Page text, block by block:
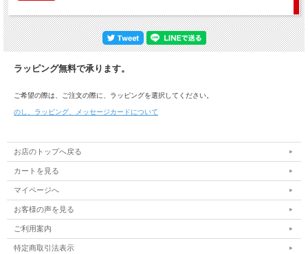
ラッピング無料で承ります。
ご希望の際は、ご注文の際に、ラッピングを選択してください。
のし、ラッピング、メッセージカードについて
お店のトップへ戻る
カートを見る
マイページへ
お客様の声を見る
ご利用案内
特定商取引法表示